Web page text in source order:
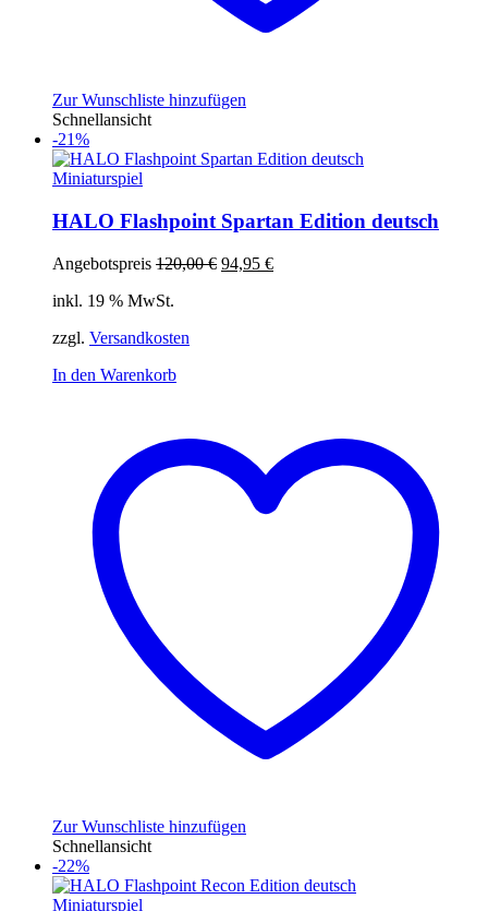
Zur Wunschliste hinzufügen
Schnellansicht
-21%
Miniaturspiel
HALO Flashpoint Spartan Edition deutsch
Angebotspreis 120,00€ Ursprünglicher
94,95 €Aktueller
inkl. 19 % MwSt.
zzgl. Versandkosten
In den Warenkorb
Zur Wunschliste hinzufügen
Schnellansicht
-22%
Miniaturspiel